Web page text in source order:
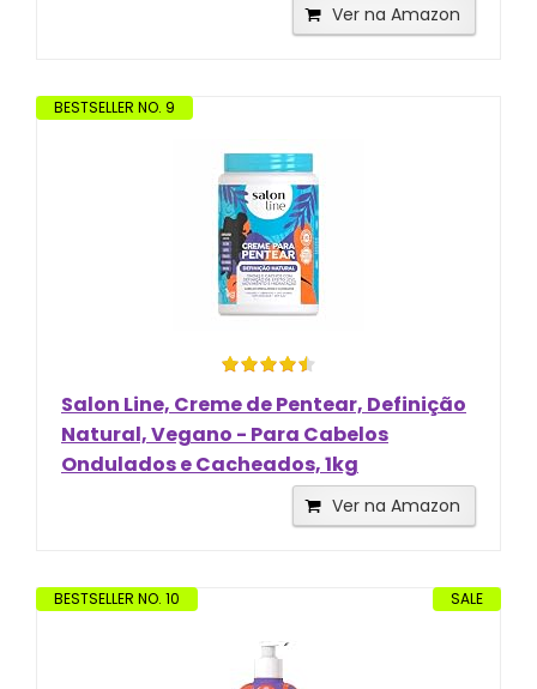
Ver na Amazon
BESTSELLER NO. 9
Salon Line, Creme de Pentear, Definição
Natural, Vegano - Para Cabelos
Ondulados e Cacheados, 1kg
Ver na Amazon
SALE
BESTSELLER NO. 10